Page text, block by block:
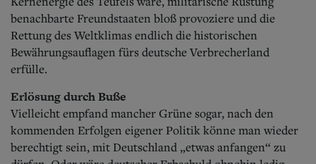
benachbarte Freundstaaten bloß provoziere und die
Rettung des Weltklimas endlich die historischen
Bewährungsauflagen fürs deutsche Verbrecherland
erfülle.
Erlösung durch Buße
Vielleicht empfand mancher Grüne sogar, nach den
kommenden Erfolgen eigener Politik könne man wieder
berechtigt sein, mit Deutschland „etwas anfangen“ zu